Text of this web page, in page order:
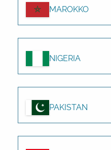
MAROKKO
NIGERIA
PAKISTAN